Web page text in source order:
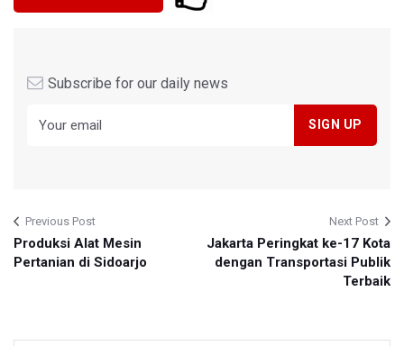
Subscribe for our daily news
Previous Post
Produksi Alat Mesin
Pertanian di Sidoarjo
Next Post
Jakarta Peringkat ke-17 Kota
dengan Transportasi Publik
Terbaik